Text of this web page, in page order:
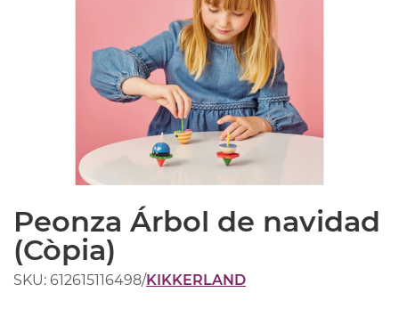
Peonza Árbol de navidad
(Còpia)
SKU: 612615116498/KIKKERLAND